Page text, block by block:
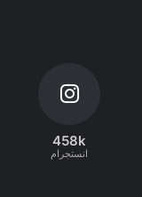
458k
انستجرام